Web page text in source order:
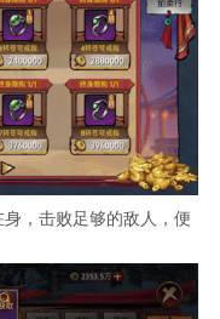
，击败足够的敌人，便